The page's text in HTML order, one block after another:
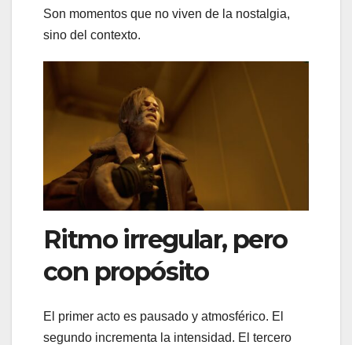
Son momentos que no viven de la nostalgia,
sino del contexto.
Ritmo irregular, pero
con propósito
El primer acto es pausado y atmosférico. El
segundo incrementa la intensidad. El tercero